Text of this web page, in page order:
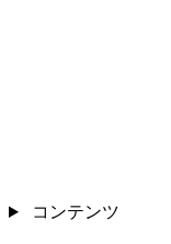
コンテンツ